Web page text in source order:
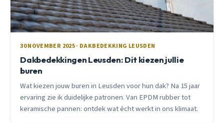
30 NOVEMBER 2025 · DAKBEDEKKING LEUSDEN
Dakbedekkingen Leusden: Dit kiezen jullie
buren
Wat kiezen jouw buren in Leusden voor hun dak? Na 15 jaar
ervaring zie ik duidelijke patronen. Van EPDM rubber tot
keramische pannen: ontdek wat écht werkt in ons klimaat.